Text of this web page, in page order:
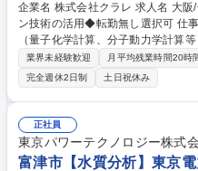
企業名 株式会社クラレ 求人名 大阪/化学領域における分子シミュレーショ
ン技術の活用◆転勤無し選択可 仕事の内容 分子シミュレーション技術
（量子化学計算、分子動力学計算
ループの新材料の設計・提案、物
との協業等の推進業務を担います。 【詳細】国内外の開発部署と協業し、
分子シミュレーションを用いて(1)
案 (3)シミュレーション実施 (4)結
ます。大学・研究機関とのコラボ
い》自身のデジタル技術が材料開
なバックグラウンドを持つトップ
業界未経験歓迎 月平均残業時間20時
完全週休2日制
土日祝休み
正社員
東京パワーテクノロジー株式
富津市【水質分析】東京